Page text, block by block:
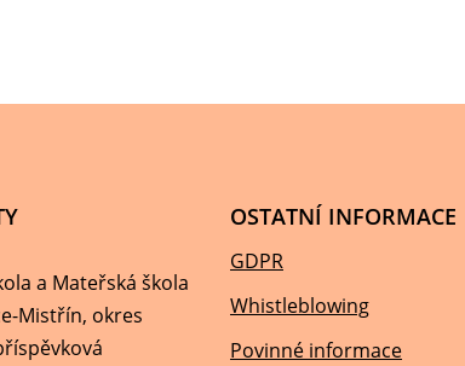
a Mateřská škola
Mistřín, okres
OSTATNÍ INFORMACE
GDPR
Whistleblowing
Povinné informace